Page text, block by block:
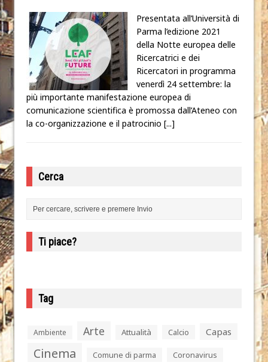
Presentata all’Università di
Parma l’edizione 2021
della Notte europea delle
Ricercatrici e dei
Ricercatori in programma
venerdì 24 settembre: la
più importante manifestazione europea di
comunicazione scientifica è promossa dall’Ateneo con
la co-organizzazione e il patrocinio [...]
Cerca
Ti piace?
Tag
Ambiente Arte Attualità Calcio Capas
Cinema Comune di parma Coronavirus